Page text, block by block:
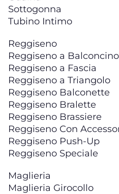
Sottogonna
Tubino Intimo
Reggiseno
Reggiseno a Balconcino
Reggiseno a Fascia
Reggiseno a Triangolo
Reggiseno Balconette
Reggiseno Bralette
Reggiseno Brassiere
Reggiseno Con
Reggiseno Push-Up
Reggiseno Speciale
Maglieria
Maglieria Girocollo